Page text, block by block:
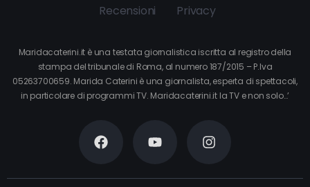
Recensioni Privacy
Maridacaterini.it è una testata giornalistica iscritta al registro della
stampa del tribunale di Roma, al numero 187/2015 – P.Iva
05263700659. Marida Caterini è una giornalista, esperta di spettacoli,
in particolare di programmi TV. Maridacaterini.it la TV e non solo…’